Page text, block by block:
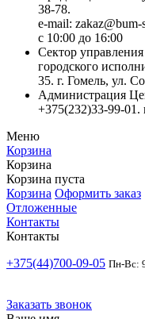
38-78.
e-mail: zakaz@bum-
с 10:00 до 16:00
Сектор
городского
35. г. Гомель, ул.
Администрация
+375(232)33-99-
Меню
Корзина
Корзина
Корзина пуста
Корзина Оформить заказ
Отложенные
Контакты
Контакты
+375(44)700-09-05 Пн-Вс:
Заказать звонок